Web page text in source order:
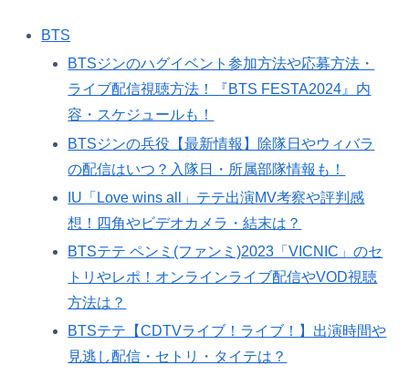
BTS
BTSジンのハグイベント参加方法や応募方法・
ライブ配信視聴方法！『BTS FESTA2024』内
容・スケジュールも！
BTSジンの兵役【最新情報】除隊日やウィバラ
の配信はいつ？入隊日・所属部隊情報も！
IU「Love wins all」テテ出演MV考察や評判感
想！四角やビデオカメラ・結末は？
BTSテテ ペンミ(ファンミ)2023「VICNIC」のセ
トリやレポ！オンラインライブ配信やVOD視聴
方法は？
BTSテテ【CDTVライブ！ライブ！】出演時間や
見逃し配信・セトリ・タイテは？